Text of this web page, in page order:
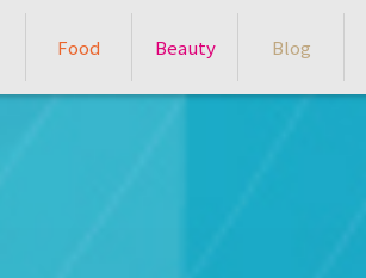
Food Beauty Blog